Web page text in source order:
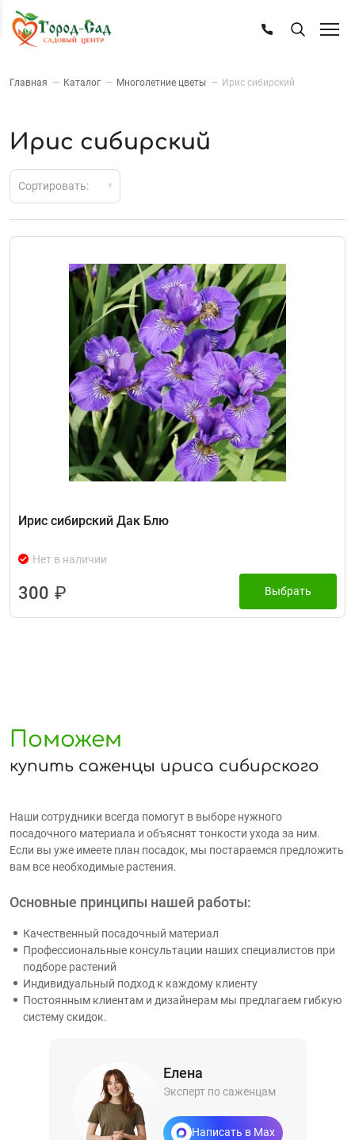
Главная — Каталог — Многолетние цветы — Ирис сибирский
Ирис сибирский
Сортировать:
Ирис сибирcкий Дак Блю
Нет в наличии
300 ₽ Выбрать
Поможем
купить саженцы ириса сибирского
Наши сотрудники всегда помогут в выборе нужного
посадочного материала и объяснят тонкости ухода за ним.
Если вы уже имеете план посадок, мы постараемся предложить
вам все необходимые растения.
Основные принципы нашей работы:
Качественный посадочный материал
Профессиональные консультации наших специалистов при
подборе растений
Индивидуальный подход к каждому клиенту
Постоянным клиентам и дизайнерам мы предлагаем гибкую
систему скидок.
Елена
Эксперт по саженцам
Написать в Max